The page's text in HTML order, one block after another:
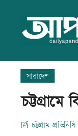
সারাদেশ
চট্টগ্রাম প্রতিনিধি